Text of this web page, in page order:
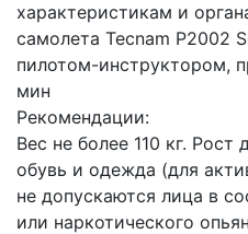
характеристикам и
самолета Tecnam P2002
пилотом-инструктором,
мин
Рекомендации:
Вес не более 110 кг.
обувь и одежда (для
не допускаются лица в
или наркотического